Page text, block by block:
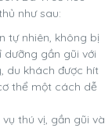
như sau:
tự nhiên, không bị
dưỡng gần gũi với
du khách được hít
thể một cách dễ
thú vị, gần gũi và